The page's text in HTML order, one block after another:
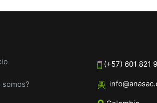
somos?
(+57) 601 821